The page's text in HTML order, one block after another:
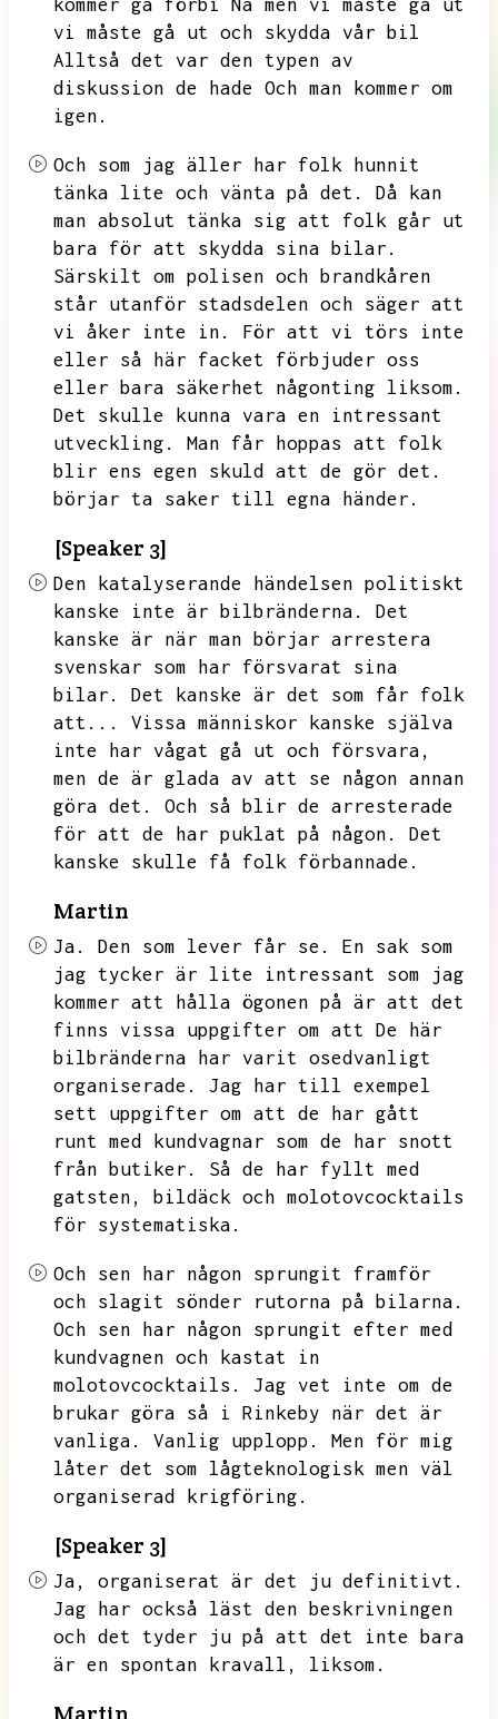
kommer gå förbi Nä men vi måste gå ut
vi måste gå ut och skydda vår bil
Alltså det var den typen av
diskussion de hade Och man kommer om
igen.
Och som jag äller har folk hunnit
tänka lite och vänta på det.
Då kan
man absolut tänka sig att folk går ut
bara för att skydda sina bilar.
Särskilt om polisen och brandkåren
står utanför stadsdelen och säger att
vi åker inte in.
För att vi törs inte
eller så här facket förbjuder oss
eller bara säkerhet någonting liksom.
Det skulle kunna vara en intressant
utveckling.
Man får hoppas att folk
blir ens egen skuld att de gör det.
börjar ta saker till egna händer.
[Speaker 3]
Den katalyserande händelsen politiskt
kanske inte är bilbränderna.
Det
kanske är när man börjar arrestera
svenskar som har försvarat sina
bilar.
Det kanske är det som får folk
att...
Vissa människor kanske själva
inte har vågat gå ut och försvara,
men de är glada av att se någon annan
göra det.
Och så blir de arresterade
för att de har puklat på någon.
Det
kanske skulle få folk förbannade.
Martin
Ja. Den som lever får se.
En sak som
jag tycker är lite intressant som jag
kommer att hålla ögonen på är att det
finns vissa uppgifter om att De här
bilbränderna har varit osedvanligt
organiserade.
Jag har till exempel
sett uppgifter om att de har gått
runt med kundvagnar som de har snott
från butiker.
Så de har fyllt med
gatsten,
bildäck och molotovcocktails
för systematiska.
Och sen har någon sprungit framför
och slagit sönder rutorna på bilarna.
Och sen har någon sprungit efter med
kundvagnen och kastat in
molotovcocktails.
Jag vet inte om de
brukar göra så i Rinkeby när det är
vanliga.
Vanlig upplopp.
Men för mig
låter det som lågteknologisk men väl
organiserad krigföring.
[Speaker 3]
Ja,
organiserat är det ju definitivt.
Jag har också läst den beskrivningen
och det tyder ju på att det inte bara
är en spontan kravall,
liksom.